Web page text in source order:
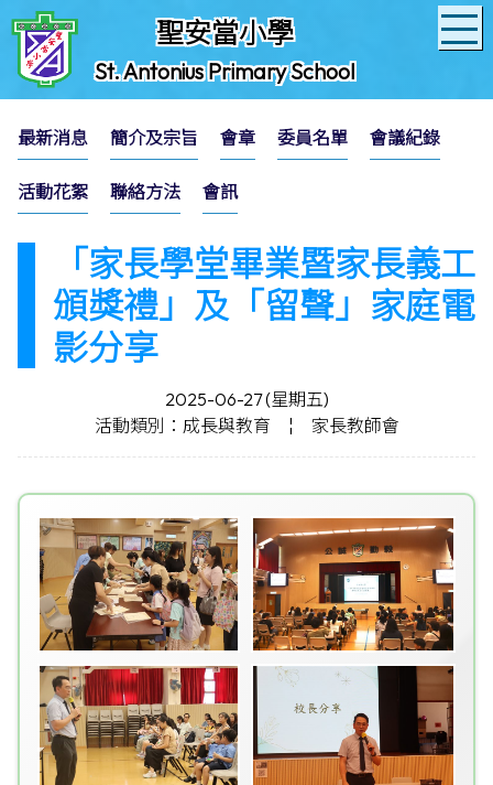
聖安當小學
St. Antonius Primary School
最新消息 簡介及宗旨 會章 委員名單 會議紀錄
活動花絮 聯絡方法 會訊
「家長學堂畢業暨家長義工
頒獎禮」及「留聲」家庭電
影分享
2025-06-27 (星期五)
活動類別：成長與教育
¦ 家長教師會